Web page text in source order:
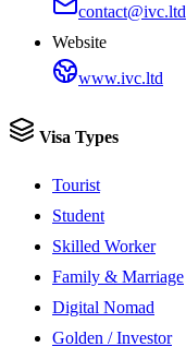
contact@ivc.ltd
Website
www.ivc.ltd
Visa Types
Tourist
Student
Skilled Worker
Family & Marriage
Digital Nomad
Golden / Investor